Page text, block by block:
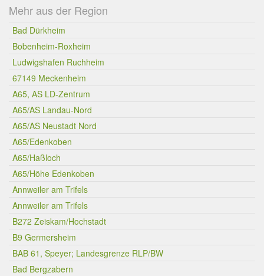
Mehr aus der Region
Bad Dürkheim
Bobenheim-Roxheim
Ludwigshafen Ruchheim
67149 Meckenheim
A65, AS LD-Zentrum
A65/AS Landau-Nord
A65/AS Neustadt Nord
A65/Edenkoben
A65/Haßloch
A65/Höhe Edenkoben
Annweiler am Trifels
Annweiler am Trifels
B272 Zeiskam/Hochstadt
B9 Germersheim
BAB 61, Speyer; Landesgrenze RLP/BW
Bad Bergzabern